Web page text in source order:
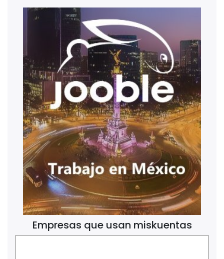
Empresas que usan miskuentas